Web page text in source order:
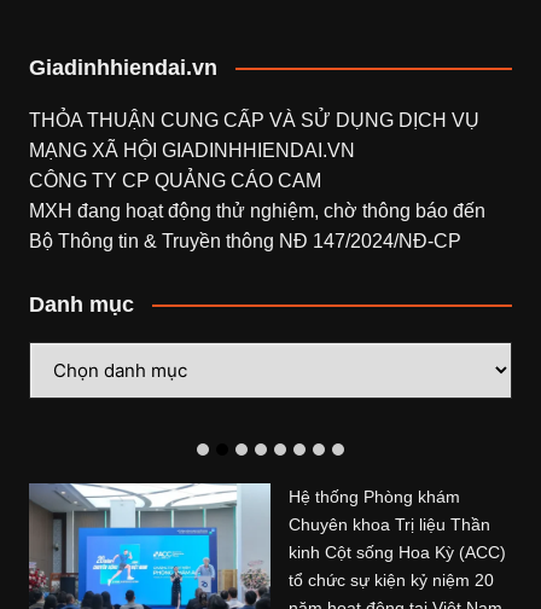
Giadinhhiendai.vn
THỎA THUẬN CUNG CẤP VÀ SỬ DỤNG DỊCH VỤ
MẠNG XÃ HỘI GIADINHHIENDAI.VN
CÔNG TY CP QUẢNG CÁO CAM
MXH đang hoạt động thử nghiệm, chờ thông báo đến
Bộ Thông tin & Truyền thông NĐ 147/2024/NĐ-CP
Danh mục
mục
Hệ thống Phòng khám
Chuyên khoa Trị liệu Thần
kinh Cột sống Hoa Kỳ (ACC)
tổ chức sự kiện kỷ niệm 20